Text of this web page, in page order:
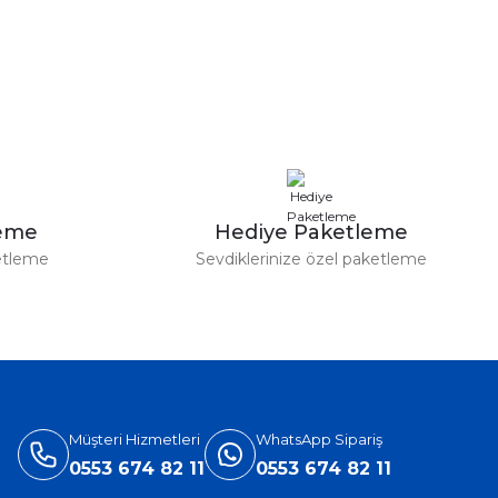
Hediye Paketleme
Sevdiklerinize özel paketleme
Müşteri Hizmetleri
0553 674 82 11
WhatsApp Sipariş
0553 674 82 11